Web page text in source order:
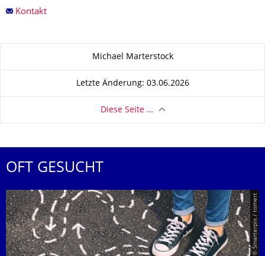
Kontakt
Zu dieser SeiteMichael Marterstock
Letzte Änderung: 03.06.2026
Diese Seite …
OFT GESUCHT
© Smarterpix / tomert